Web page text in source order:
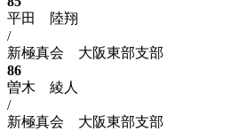
平田 陸翔
/
新極真会 大阪東部支部
86
曽木 綾人
/
新極真会 大阪東部支部